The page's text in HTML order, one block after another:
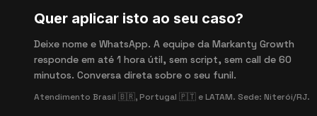
Quer aplicar isto ao seu caso?
Deixe nome e WhatsApp. A equipe da Markanty Growth
responde em até 1 hora útil, sem script, sem call de 60
minutos. Conversa direta sobre o seu funil.
Atendimento Brasil 🇧🇷, Portugal 🇵🇹 e LATAM. Sede: Niterói/RJ.